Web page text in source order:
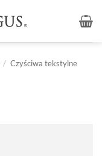
/ Czyściwa tekstylne